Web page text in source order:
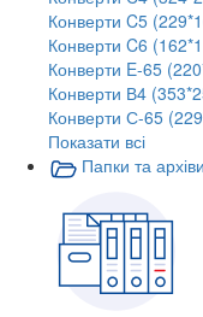
Конверти C5
Конверти C6
Конверти E-65
Конверти В4
Конверти С-65
Показати всі
Папки та архіви